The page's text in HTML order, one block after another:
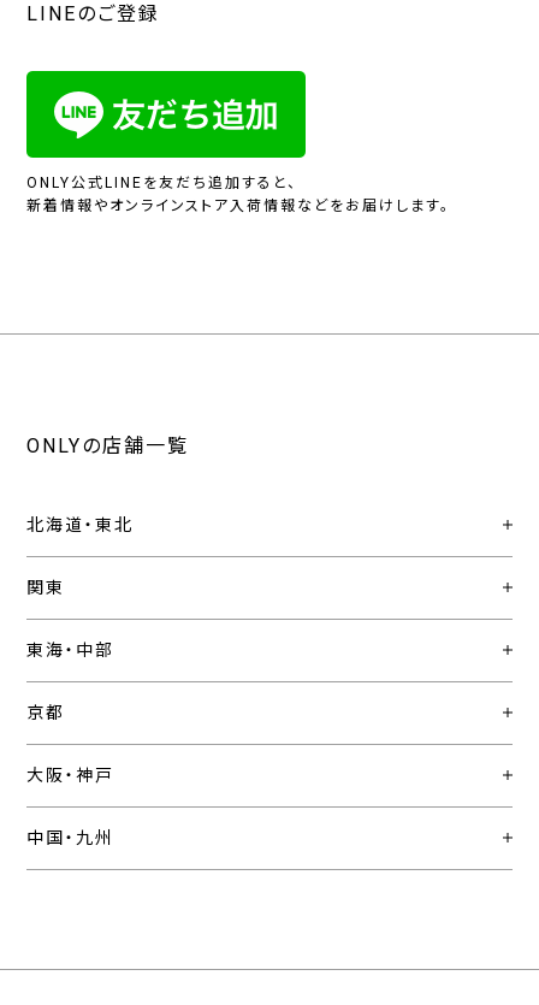
LINEのご登録
ONLY公式LINEを友だち追加すると、
新着情報やオンラインストア入荷情報などをお届けします。
ONLYの店舗一覧
北海道・東北
関東
東海・中部
京都
大阪・神戸
中国・九州